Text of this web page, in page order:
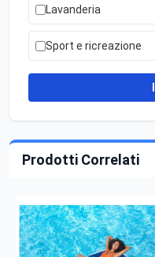
Lavanderia
Sport e ricreazione
Prodotti Correlati